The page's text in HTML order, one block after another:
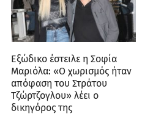
Εξώδικο έστειλε η Σοφία
Μαριόλα: «Ο χωρισμός ήταν
απόφαση του Στράτου
Τζώρτζογλου» λέει ο
δικηγόρος της